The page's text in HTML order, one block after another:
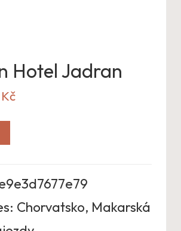
Hotel Jadran
Kč
Chorvatsko, Makarská